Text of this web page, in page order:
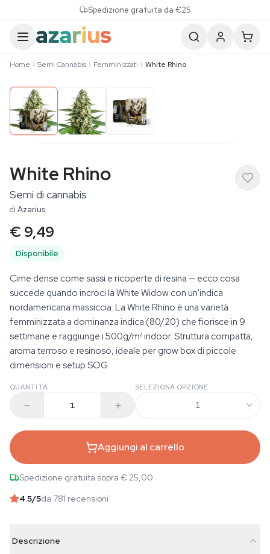
Spedizione gratuita da €25
Home Semi Cannabis Femminizzati White Rhino
White Rhino
Semi di cannabis
di Azarius
€ 9,49
Disponibile
Cime dense come sassi e ricoperte di resina — ecco cosa
succede quando incroci la White Widow con un'indica
nordamericana massiccia. La White Rhino è una varietà
femminizzata a dominanza indica (80/20) che fiorisce in 9
settimane e raggiunge i 500g/m² indoor. Struttura compatta,
aroma terroso e resinoso, ideale per grow box di piccole
dimensioni e setup SOG.
QUANTITÀ SELEZIONA OPZIONE
1
Aggiungi al carrello
Spedizione gratuita sopra € 25,00
4.5/5da 781 recensioni
Descrizione